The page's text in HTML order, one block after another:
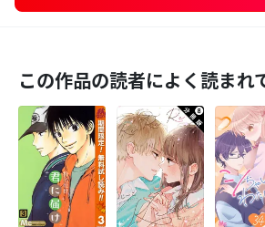
この作品の読者によく読まれ